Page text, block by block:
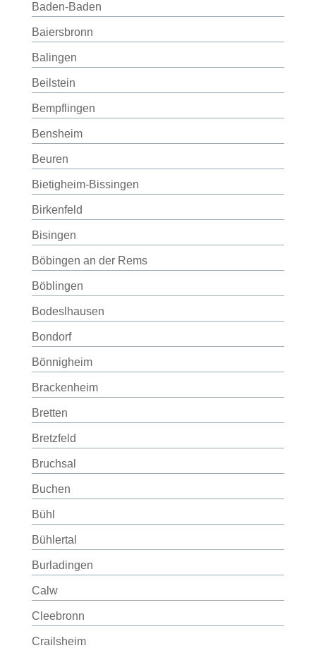
Baden-Baden
Baiersbronn
Balingen
Beilstein
Bempflingen
Bensheim
Beuren
Bietigheim-Bissingen
Birkenfeld
Bisingen
Böbingen an der Rems
Böblingen
Bodeslhausen
Bondorf
Bönnigheim
Brackenheim
Bretten
Bretzfeld
Bruchsal
Buchen
Bühl
Bühlertal
Burladingen
Calw
Cleebronn
Crailsheim